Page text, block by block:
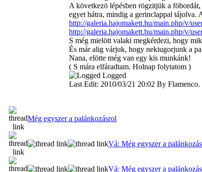
A következö lépésben rögzitjük a
egyet hátra, mindig a gerinclappal tájolva.
http://galeria.hajomakett.hu/main.php/v/
http://galeria.hajomakett.hu/main.php/v/
S még mielött valaki megkérdezi, hogy
És már alig várjuk, hogy nekiugorjunk a
Nana, elötte még van egy kis munkánk!
( S mára elfáradtam. Holnap folytatom )
Logged
Last Edit: 2010/03/21 20:02 By Flamenco.
Még egyszer a palánkozásrol
Vá: Még egyszer a
Vá: Még egyszer a